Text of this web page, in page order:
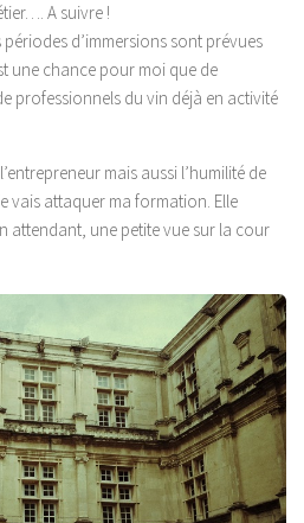
A suivre !
d’immersions sont prévues
une chance pour moi que de
professionnels du vin déjà en activité
mais aussi l’humilité de
vais attaquer ma formation. Elle
attendant, une petite vue sur la cour